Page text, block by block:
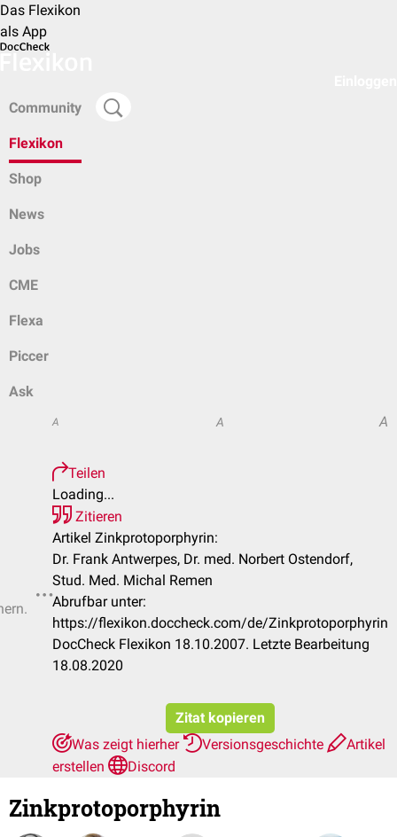
Das Flexikon
als App
Community
Flexikon
Shop
News
Jobs
CME
Flexa
Piccer
Ask
A A A
Teilen
Loading...
Zitieren
Artikel Zinkprotoporphyrin:
Dr. Frank Antwerpes, Dr. med. Norbert Ostendorf,
Stud. Med. Michal Remen
Abrufbar unter:
https://flexikon.doccheck.com/de/Zinkprotoporphyrin
DocCheck Flexikon 18.10.2007. Letzte Bearbeitung
18.08.2020
Zitat kopieren
Was zeigt hierher
Versionsgeschichte
Artikel
erstellen
Discord
Zinkprotoporphyrin